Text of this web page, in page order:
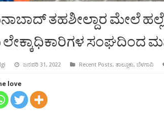
ತಹಶೀಲ್ದಾರ ಮೇಲೆ
ಲೇಕ್ಕಾಧಿಕಾರಿಗಳ ಸಂಘದಿಂದ
ಜನವರಿ 31, 2022 Recent Posts, ತಾಲ್ಲೂಕು, ಬೆಳಗಾವಿ
love